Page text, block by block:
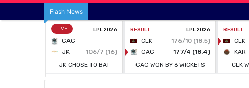
Flash News